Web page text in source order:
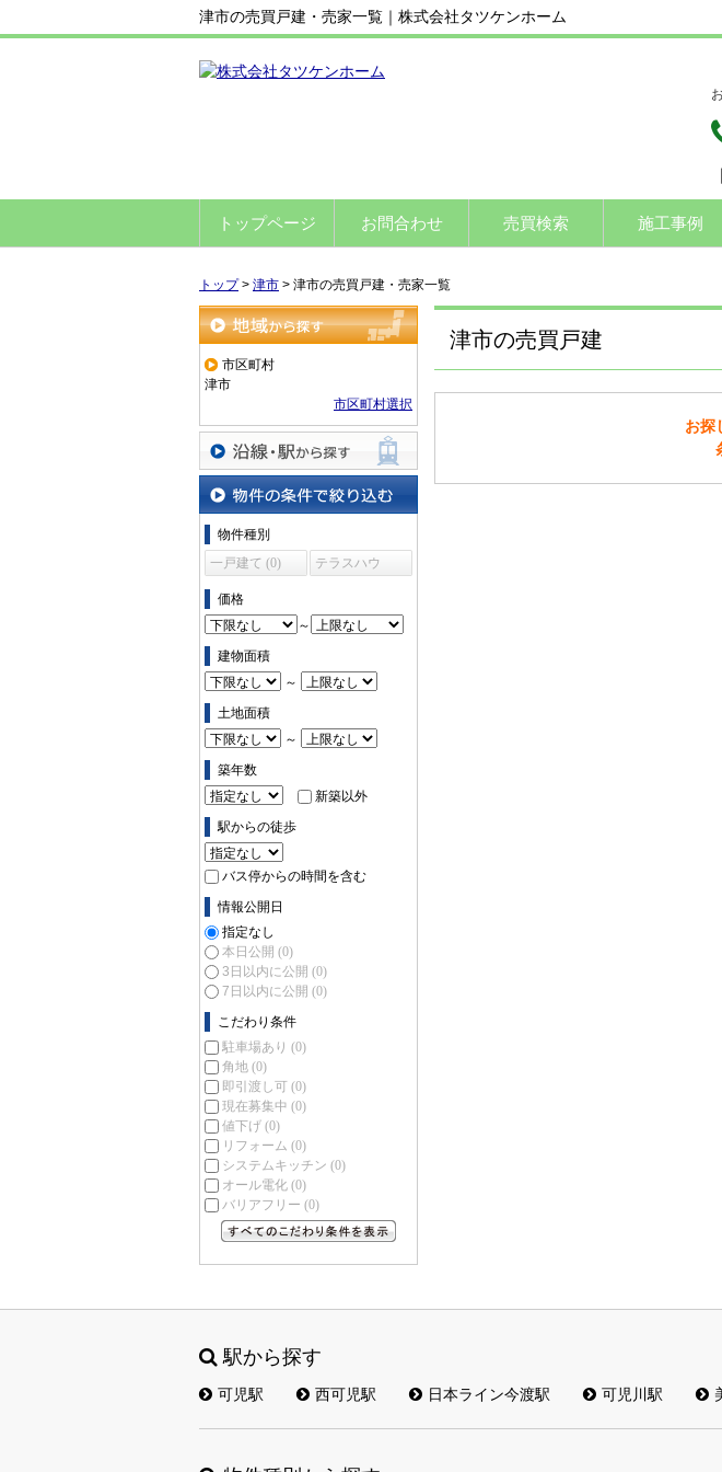
津市の売買戸建・売家一覧｜株式会社タツケンホーム
トップページ お問合わせ 売買検索 施工事例
トップ> 津市 > 津市の売買戸建・売家一覧
地域から探す
市区町村
津市
市区町村選択
沿線・駅から探す
物件の条件で絞り込む
物件種別
一戸建て (0)
テラスハウ
価格
～
建物面積
～
土地面積
～
築年数
新築以外
駅からの徒歩
バス停からの時間を含む
情報公開日
指定なし
本日公開 (0)
3日以内に公開 (0)
7日以内に公開 (0)
こだわり条件
駐車場あり (0)
角地 (0)
即引渡し可 (0)
現在募集中 (0)
値下げ (0)
リフォーム (0)
システムキッチン (0)
オール電化 (0)
バリアフリー (0)
津市の売買戸建
お探
駅から探す
可児駅 西可児駅 日本ライン今渡駅 可児川駅